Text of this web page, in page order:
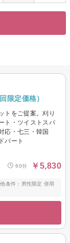
限定価格）
トをご提案。刈り
ト・ツイストスパ
応・七三・韓国
パート
60分 ￥5,830
条件：男性限定 併用